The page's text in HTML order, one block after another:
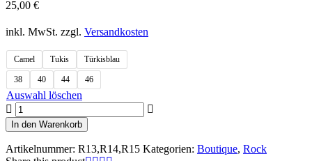
25,00 €
inkl. MwSt. zzgl. Versandkosten
Camel Tukis Türkisblau
38 40 44 46
Auswahl löschen
Rock
R13,R14,R15
Menge
In den Warenkorb
Artikelnummer: R13,R14,R15 Kategorien: Boutique, Rock